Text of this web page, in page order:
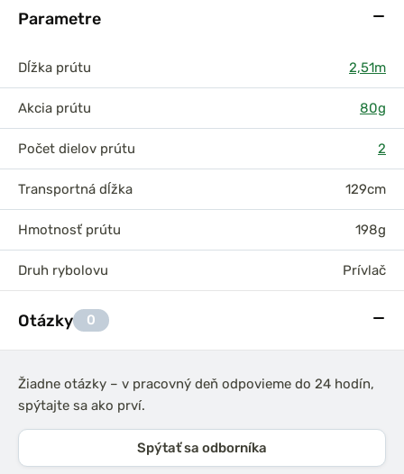
Parametre
Dĺžka prútu 2,51m
Akcia prútu 80g
Počet dielov prútu 2
Transportná dĺžka 129cm
Hmotnosť prútu 198g
Druh rybolovu Prívlač
Otázky 0
Žiadne otázky – v pracovný deň odpovieme do 24 hodín,
spýtajte sa ako prví.
Spýtať sa odborníka